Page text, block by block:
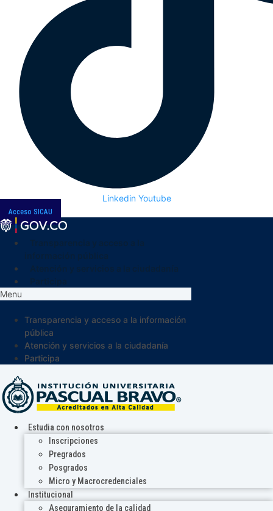
Linkedin Youtube
Acceso SICAU
Menu
Transparencia y acceso a la información
pública
Atención y servicios a la ciudadanía
Participa
Estudia con nosotros
Inscripciones
Pregrados
Posgrados
Micro y Macrocredenciales
Institucional
Aseguramiento de la calidad